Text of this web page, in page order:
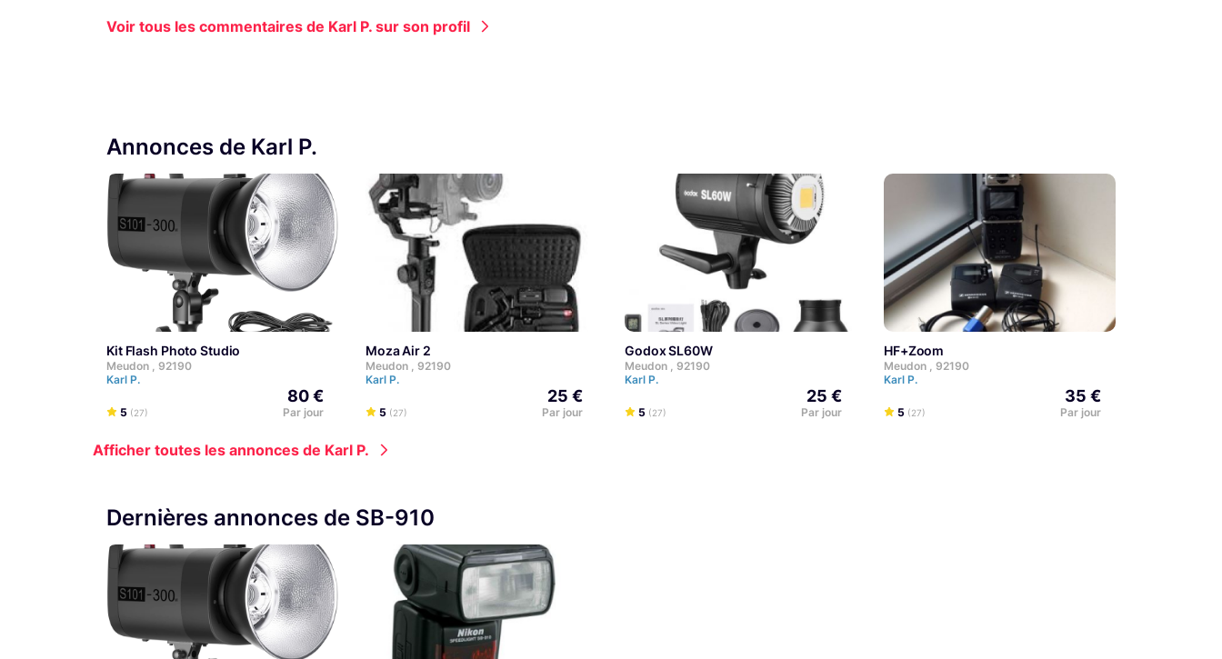
Voir tous les commentaires de Karl P. sur son profil
Annonces de Karl P.
Kit Flash Photo Studio
Meudon , 92190
Karl P.
5 (27)
80 €
Par jour
Moza Air 2
Meudon , 92190
Karl P.
5 (27)
25 €
Par jour
Godox SL60W
Meudon , 92190
Karl P.
5 (27)
25 €
Par jour
HF+Zoom
Meudon , 92190
Karl P.
5 (27)
35 €
Par jour
Afficher toutes les annonces de Karl P.
Dernières annonces de SB-910